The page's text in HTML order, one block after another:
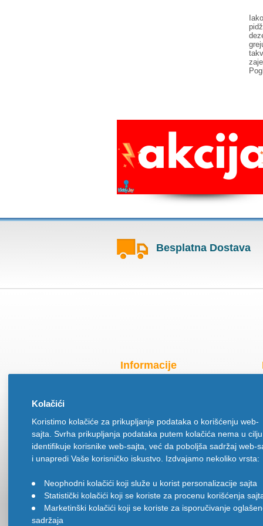
Besplatna Dostava
Informacije
Način isporuke
Načini plaćanja
Politika privatnosti
Uslovi korišćenja
Ugovor na daljinu
Kolačići
Koristimo kolačiće za prikupljanje podataka o korišćenju web-
sajta. Svrha prikupljanja podataka putem kolačića nema u
identifikuje korisnike web-sajta, već da poboljša sadržaj web-
i unapredi Vaše korisničko iskustvo. Izdvajamo nekoliko vrsta:
•
Neophodni kolačići koji služe u korist personalizacije sajta
•
Statistički kolačići koji se koriste za procenu korišćenja
•
Marketinški kolačići koji se koriste za isporučivanje
sadržaja